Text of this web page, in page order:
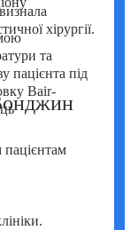
та
пацієнта під
Bair-
хірургії.